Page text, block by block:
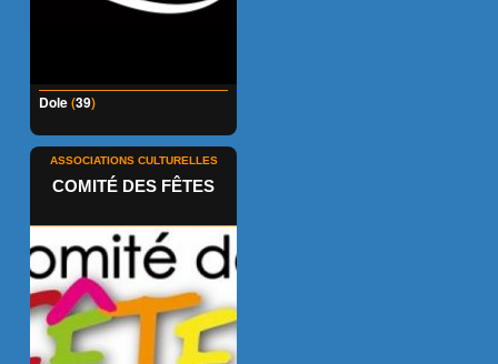
Dole(39)
ASSOCIATIONS CULTURELLES
COMITÉ DES FÊTES